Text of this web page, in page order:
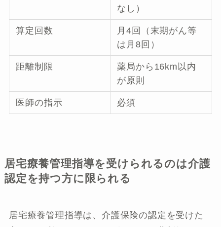
なし）
算定回数
月4回（末期がん等
は月8回）
距離制限
薬局から16km以内
が原則
医師の指示 必須
居宅療養管理指導を受けられるのは介護
認定を持つ方に限られる
居宅療養管理指導は、介護保険の認定を受けた